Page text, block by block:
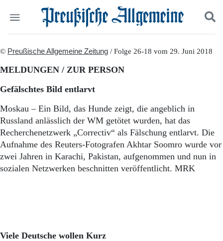
Abonnenten-Login
Politik
Wirtschaft
Panorama
Leben
Geschichte
Ostpreußen
Pommern
Berlin-Brandenburg
Schlesien
Danzig und Westpreußen
Suchen und finden
© Preußische Allgemeine Zeitung / Folge 26-18 vom 29. Juni 2018
MELDUNGEN / ZUR PERSON
Gefälschtes Bild entlarvt
Moskau – Ein Bild, das Hunde zeigt, die angeblich in
Russland anlässlich der WM getötet wurden, hat das
Recherchenetzwerk „Correctiv“ als Fälschung entlarvt. Die
Aufnahme des Reuters-Fotografen Akhtar Soomro wurde vor
zwei Jahren in Karachi, Pakistan, aufgenommen und nun in
sozialen Netzwerken beschnitten veröffentlicht. MRK
Viele Deutsche wollen Kurz